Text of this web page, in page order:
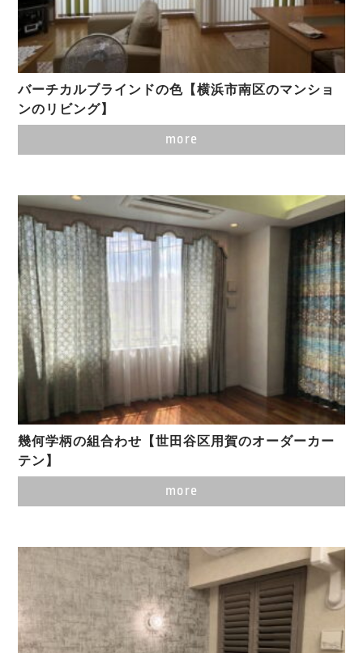
バーチカルブラインドの色【横浜市南区のマンショ
ンのリビング】
more
幾何学柄の組合わせ【世田谷区用賀のオーダーカー
テン】
more